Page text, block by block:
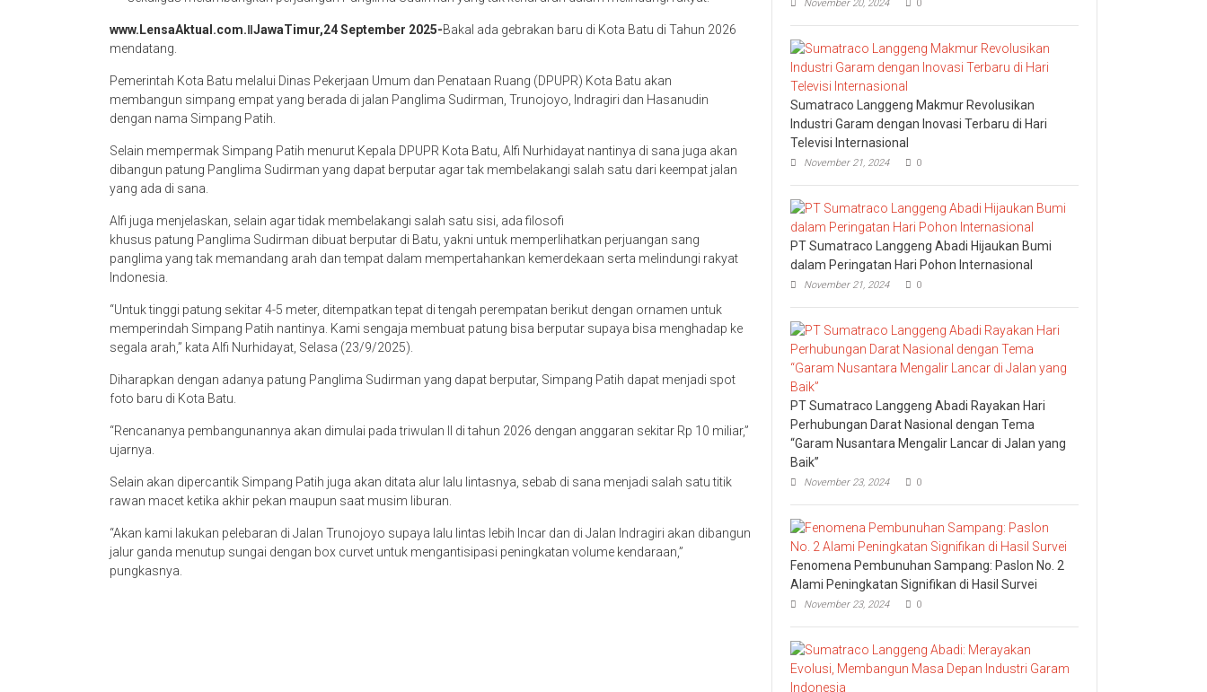
www.LensaAktual.com.ǁJawaTimur,24 September 2025-Bakal ada gebrakan baru di Kota Batu di Tahun 2026
mendatang.
Pemerintah Kota Batu melalui Dinas Pekerjaan Umum dan Penataan Ruang (DPUPR) Kota Batu akan
membangun simpang empat yang berada di jalan Panglima Sudirman, Trunojoyo, Indragiri dan Hasanudin
dengan nama Simpang Patih.
Selain mempermak Simpang Patih menurut Kepala DPUPR Kota Batu, Alfi Nurhidayat nantinya di sana juga akan
dibangun patung Panglima Sudirman yang dapat berputar agar tak membelakangi salah satu dari keempat jalan
yang ada di sana.
Alfi juga menjelaskan, selain agar tidak membelakangi salah satu sisi, ada filosofi
khusus patung Panglima Sudirman dibuat berputar di Batu, yakni untuk memperlihatkan perjuangan sang
panglima yang tak memandang arah dan tempat dalam mempertahankan kemerdekaan serta melindungi rakyat
Indonesia.
“Untuk tinggi patung sekitar 4-5 meter, ditempatkan tepat di tengah perempatan berikut dengan ornamen untuk
memperindah Simpang Patih nantinya. Kami sengaja membuat patung bisa berputar supaya bisa menghadap ke
segala arah,” kata Alfi Nurhidayat, Selasa (23/9/2025).
Diharapkan dengan adanya patung Panglima Sudirman yang dapat berputar, Simpang Patih dapat menjadi spot
foto baru di Kota Batu.
“Rencananya pembangunannya akan dimulai pada triwulan II di tahun 2026 dengan anggaran sekitar Rp 10 miliar,”
ujarnya.
Selain akan dipercantik Simpang Patih juga akan ditata alur lalu lintasnya, sebab di sana menjadi salah satu titik
rawan macet ketika akhir pekan maupun saat musim liburan.
“Akan kami lakukan pelebaran di Jalan Trunojoyo supaya lalu lintas lebih lncar dan di Jalan Indragiri akan dibangun
jalur ganda menutup sungai dengan box curvet untuk mengantisipasi peningkatan volume kendaraan,”
pungkasnya.
November 20, 2024 0
Sumatraco Langgeng Makmur Revolusikan
Industri Garam dengan Inovasi Terbaru di Hari
Televisi Internasional
November 21, 2024 0
PT Sumatraco Langgeng Abadi Hijaukan Bumi
dalam Peringatan Hari Pohon Internasional
November 21, 2024 0
PT Sumatraco Langgeng Abadi Rayakan Hari
Perhubungan Darat Nasional dengan Tema
“Garam Nusantara Mengalir Lancar di Jalan yang
Baik”
November 23, 2024 0
Fenomena Pembunuhan Sampang: Paslon No. 2
Alami Peningkatan Signifikan di Hasil Survei
November 23, 2024 0